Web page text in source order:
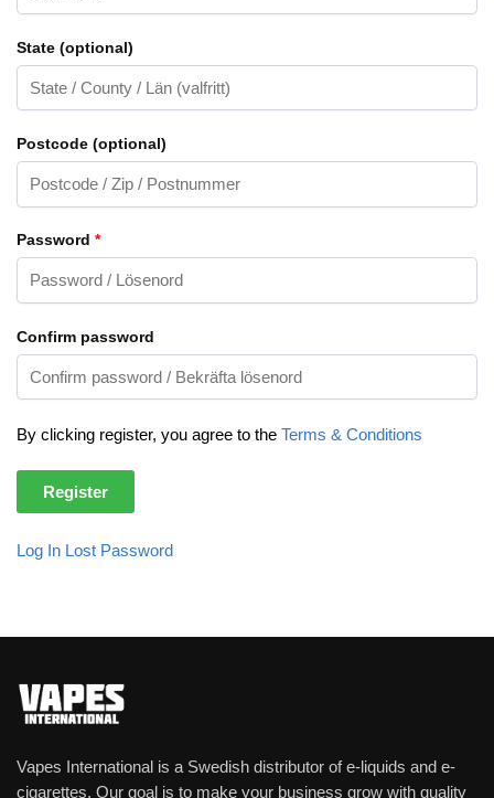
State (optional)
Postcode (optional)
Password *
Confirm password
By clicking register, you agree to the Terms & Conditions
Log In Lost Password
Vapes International is a Swedish distributor of e-liquids and e-
cigarettes. Our goal is to make your business grow with quality